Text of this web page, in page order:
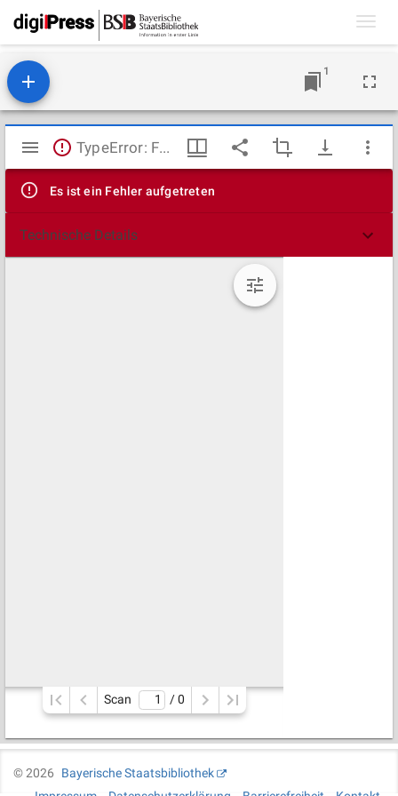
1
Mirador
Viewer
TypeError: Failed to fetch
Es ist ein Fehler aufgetreten
Technische Details
Scan / 0
©2026
Bayerische Staatsbibliothek